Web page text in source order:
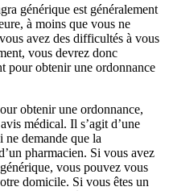
générique est généralement
à moins que vous ne
avez des difficultés à vous
vous devrez donc
pour obtenir une ordonnance
obtenir une ordonnance,
médical. Il s’agit d’une
ne demande que la
pharmacien. Si vous avez
vous pouvez vous
domicile. Si vous êtes un